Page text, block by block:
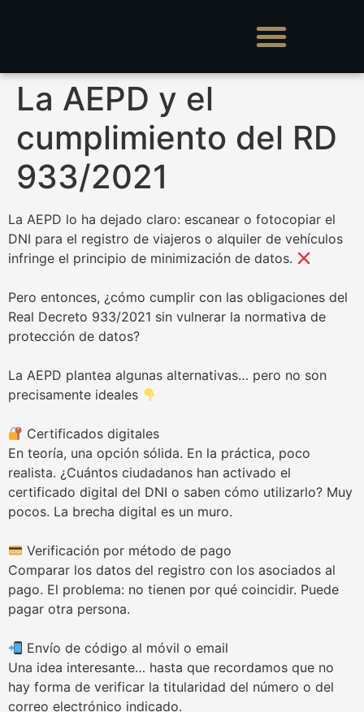
La AEPD y el
cumplimiento del RD
933/2021
La AEPD lo ha dejado claro: escanear o fotocopiar el
DNI para el registro de viajeros o alquiler de vehículos
infringe el principio de minimización de datos.
Pero entonces, ¿cómo cumplir con las obligaciones del
Real Decreto 933/2021 sin vulnerar la normativa de
protección de datos?
La AEPD plantea algunas alternativas… pero no son
precisamente ideales
Certificados digitales
En teoría, una opción sólida. En la práctica, poco
realista. ¿Cuántos ciudadanos han activado el
certificado digital del DNI o saben cómo utilizarlo? Muy
pocos. La brecha digital es un muro.
Verificación por método de pago
Comparar los datos del registro con los asociados al
pago. El problema: no tienen por qué coincidir. Puede
pagar otra persona.
Envío de código al móvil o email
Una idea interesante… hasta que recordamos que no
hay forma de verificar la titularidad del número o del
correo electrónico indicado.